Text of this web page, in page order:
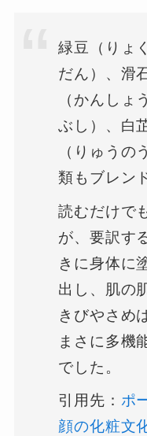
緑豆（りょ
だん）、滑
（かんしょ
ぶし）、白
（りゅうの
類もブレン
読むだけで
が、要訳す
きに身体に
出し、肌の
きびやさめ
まさに多機
でした。
引用先： ポ
顔の化粧文